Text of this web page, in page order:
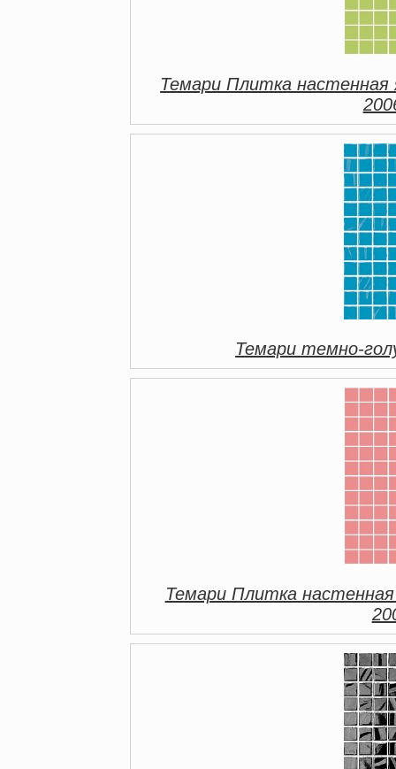
Темари Плитка настенная
Темари темно-
Темари Плитка